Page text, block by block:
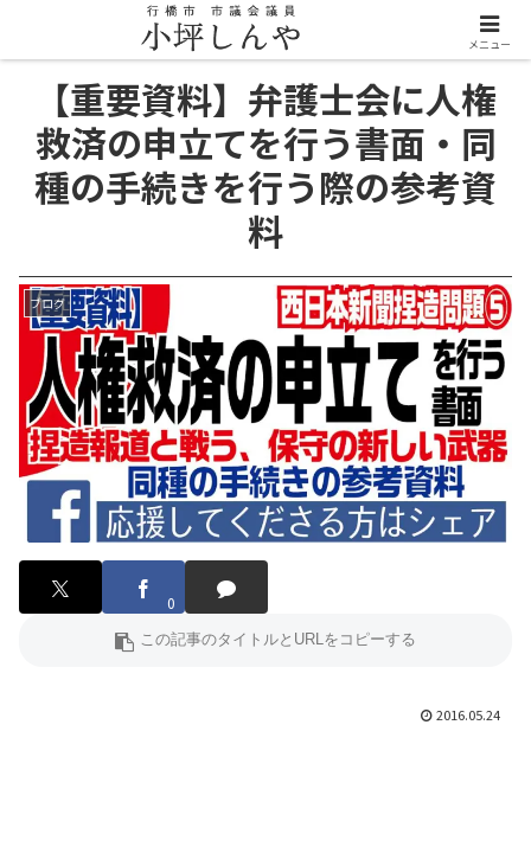
【重要資料】弁護士会に人権
救済の申立てを行う書面・同
種の手続きを行う際の参考資
料
ブログ
0
2016.05.24
メニュー